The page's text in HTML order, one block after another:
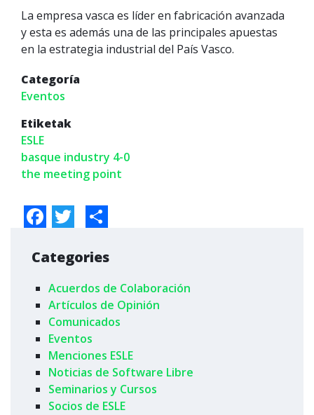
La empresa vasca es líder en fabricación avanzada
y esta es además una de las principales apuestas
en la estrategia industrial del País Vasco.
Categoría
Eventos
Etiketak
ESLE
basque industry 4-0
the meeting point
Facebook
Twitter
Categories
Acuerdos de Colaboración
Artículos de Opinión
Comunicados
Eventos
Menciones ESLE
Noticias de Software Libre
Seminarios y Cursos
Socios de ESLE